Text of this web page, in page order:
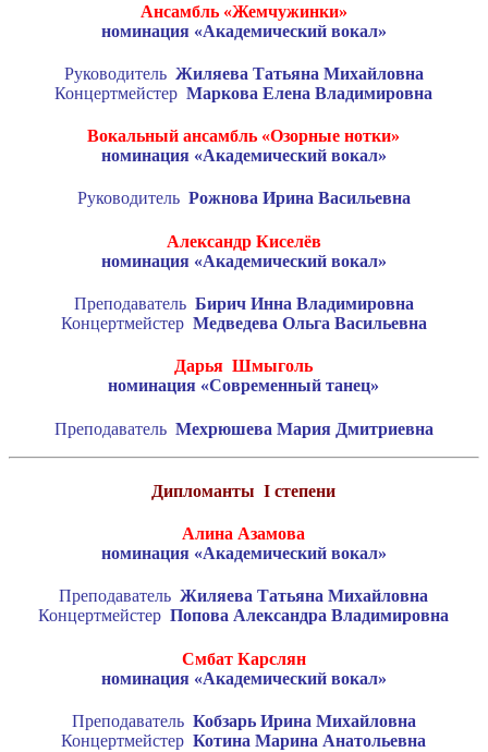
Ансамбль «Жемчужинки»
номинация «Академический вокал»
Руководитель Жиляева Татьяна Михайловна
Концертмейстер Маркова Елена Владимировна
Вокальный ансамбль «Озорные нотки»
номинация «Академический вокал»
Руководитель Рожнова Ирина Васильевна
Александр Киселёв
номинация «Академический вокал»
Преподаватель Бирич Инна Владимировна
Концертмейстер Медведева Ольга Васильевна
Дарья Шмыголь
номинация «Современный танец»
Преподаватель Мехрюшева Мария Дмитриевна
ДипломантыI степени
Алина Азамова
номинация «Академический вокал»
ПреподавательЖиляева Татьяна Михайловна
Концертмейстер Попова Александра Владимировна
Смбат Карслян
номинация «Академический вокал»
Преподаватель Кобзарь Ирина Михайловна
Концертмейстер Котина Марина Анатольевна